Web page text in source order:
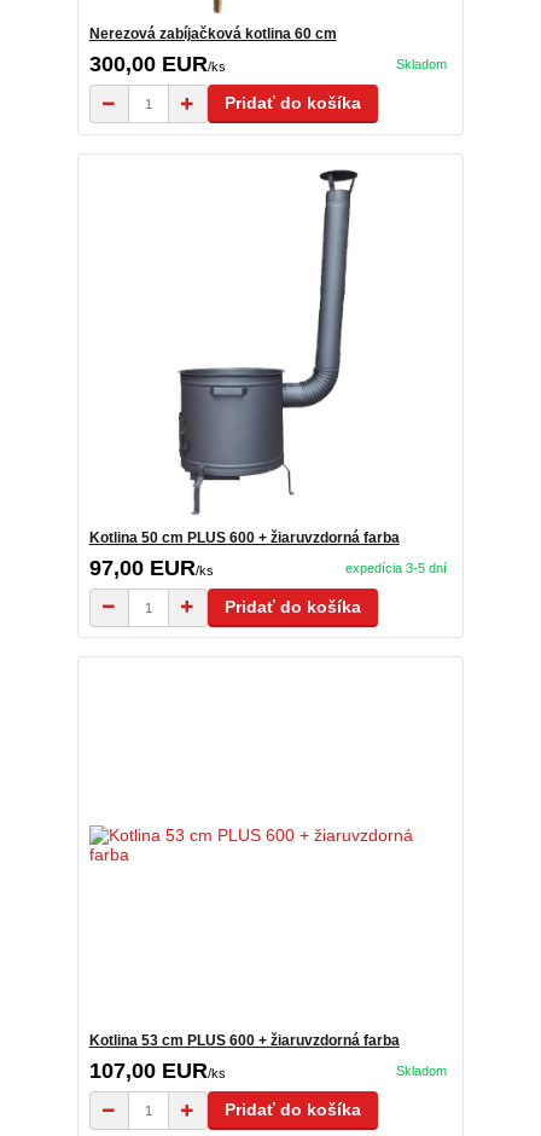
Nerezová zabíjačková kotlina 60 cm
300,00 EUR/ks Skladom
Pridať do košíka
Kotlina 50 cm PLUS 600 + žiaruvzdorná farba
97,00 EUR/ks expedícia 3-5 dní
Pridať do košíka
Kotlina 53 cm PLUS 600 + žiaruvzdorná farba
107,00 EUR/ks Skladom
Pridať do košíka